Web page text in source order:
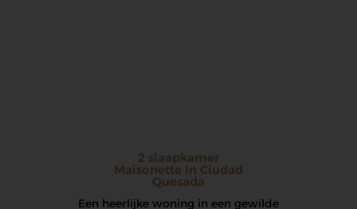
2 slaapkamer
Maisonette in Ciudad
Quesada
Een heerlijke woning in een gewilde